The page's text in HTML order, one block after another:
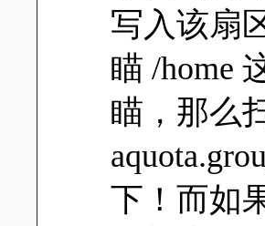
写入该扇
瞄 /home
瞄，那么
下！而如